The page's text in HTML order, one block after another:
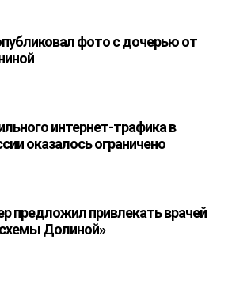
фото с дочерью от
интернет-трафика в
оказалось ограничено
предложил привлекать врачей
Долиной»